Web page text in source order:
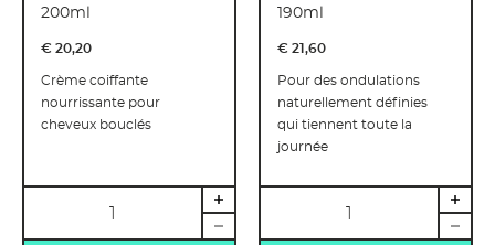
200ml
€ 20,20
Crème coiffante
nourrissante pour
cheveux bouclés
190ml
€ 21 ,60
Pour des ondulations
naturellement définies
qui tiennent toute la
journée